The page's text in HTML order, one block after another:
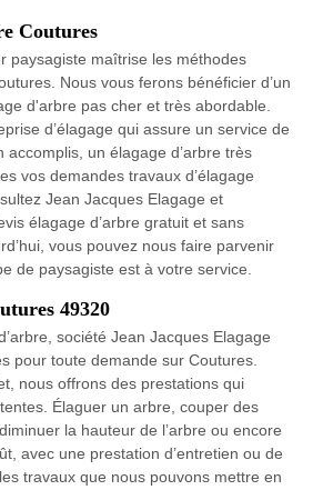
Coutures
paysagiste maîtrise les méthodes
Nous vous ferons bénéficier d’un
d'arbre pas cher et très abordable.
d’élagage qui assure un service de
accomplis, un élagage d’arbre très
vos demandes travaux d’élagage
Jean Jacques Elagage et
élagage d’arbre gratuit et sans
vous pouvez nous faire parvenir
de paysagiste est à votre service.
49320
société Jean Jacques Elagage
pour toute demande sur Coutures.
nous offrons des prestations qui
Élaguer un arbre, couper des
la hauteur de l’arbre ou encore
avec une prestation d’entretien ou de
travaux que nous pouvons mettre en